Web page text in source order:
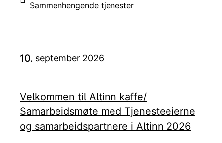
Emne:Sammenhengende tjenester
10. september 2026
Velkommen til Altinn kaffe/
Samarbeidsmøte med Tjenesteeierne
og samarbeidspartnere i Altinn 2026